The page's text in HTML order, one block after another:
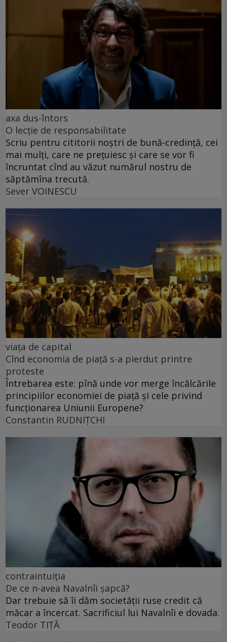
axa dus-întors
O lecție de responsabilitate
Scriu pentru cititorii noștri de bună-credință, cei
mai mulți, care ne prețuiesc și care se vor fi
încruntat cînd au văzut numărul nostru de
săptămîna trecută.
Sever VOINESCU
viața de capital
Cînd economia de piață s-a pierdut printre
proteste
Întrebarea este: pînă unde vor merge încălcările
principiilor economiei de piață și cele privind
funcționarea Uniunii Europene?
Constantin RUDNIŢCHI
contraintuiția
De ce n-avea Navalnîi șapcă?
Dar trebuie să îi dăm societății ruse credit că
măcar a încercat. Sacrificiul lui Navalnîi e dovada.
Teodor TIŢĂ